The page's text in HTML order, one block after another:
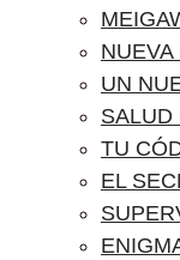
UN
SALUD
TU
EL